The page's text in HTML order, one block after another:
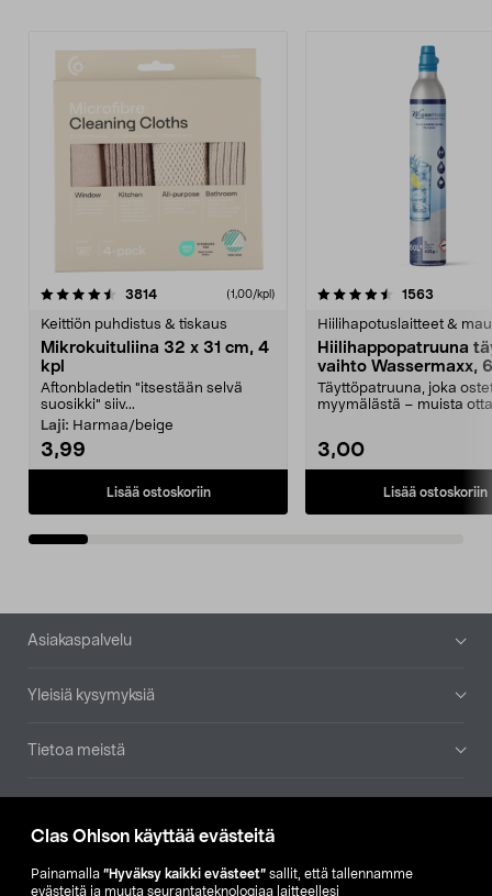
Clas Ohlson käyttää evästeitä
Painamalla ”Hyväksy kaikki evästeet” sallit, että tallennamme
evästeitä ja muuta seurantateknologiaa laitteellesi
3814arvostelut (1,00/kpl)
Keittiön puhdistus & tiskaus
Mikrokuituliina 32 x 31 cm, 4
kpl
Aftonbladetin "itsestään selvä
suosikki" siiv...
Laji: Harmaa/beige
3,99
Lisää ostoskoriin
4.5viidestä
1563
Hiilihapotuslaitteet &
Hiilihappopatruuna
vaihto Wassermaxx,
Täyttöpatruuna, joka
myymälästä – muista
3,00
Lisää ostoskoriin
4.5viidestä
Alatunniste
Asiakaspalvelu
Yleisiä kysymyksiä
Tietoa meistä